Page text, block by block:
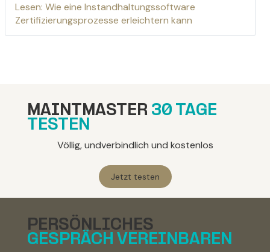
Lesen: Wie eine Instandhaltungssoftware
Zertifizierungsprozesse erleichtern kann
MAINTMASTER 30 TAGE
TESTEN
Völlig, undverbindlich und kostenlos
Jetzt testen
PERSÖNLICHES
GESPRÄCH VEREINBAREN